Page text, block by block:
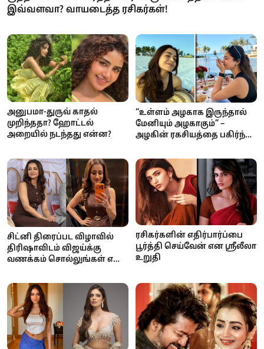
இவ்வளவா? வாயடைத்த ரசிகர்கள்!
அனுபமா-துருவ் காதல்
முறிந்ததா? ஹோட்டல்
அறையில் நடந்தது என்ன?
“உள்ளம் அழகாக இருந்தால்
மேனியும் அழகாகும்” –
அழகின் ரகசியத்தை பகிர்ந்த
சிட்னி திரைப்பட விழாவில்
திரிஷாவிடம் விஜய்க்கு
வணக்கம் சொல்லுங்கள் என
காணொளி
ரசிகர்களின் எதிர்பார்ப்பை
பூர்த்தி செய்வேன் என ஸ்ரீலீலா
உறுதி